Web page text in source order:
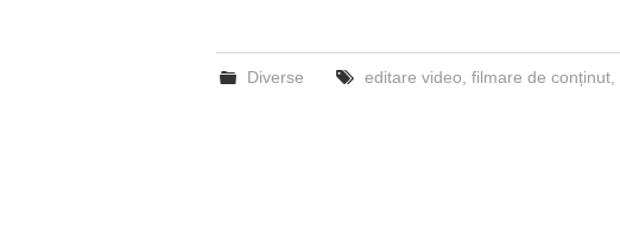
Diverse editare video filmare de conținut,